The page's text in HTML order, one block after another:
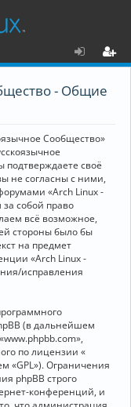
о
- Общие
Сообщество»
подтверждаете своё
не согласны с ними,
«Arch Linux -
собой право
всё возможное,
стороны было бы
на предмет
«Arch Linux -
исправления
(в дальнейшем
по лицензии «
«GPL»). Ограничения
phpBB строго
конференций, и